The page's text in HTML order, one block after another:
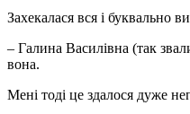
Захекалася вся і буквально
– Галина Василівна (так
вона.
Мені тоді це здалося дуже